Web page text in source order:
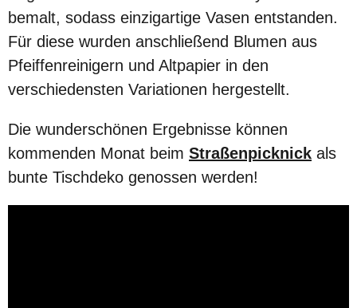
bemalt, sodass einzigartige Vasen entstanden.
Für diese wurden anschließend Blumen aus
Pfeiffenreinigern und Altpapier in den
verschiedensten Variationen hergestellt.
Die wunderschönen Ergebnisse können
kommenden Monat beim Straßenpicknick als
bunte Tischdeko genossen werden!